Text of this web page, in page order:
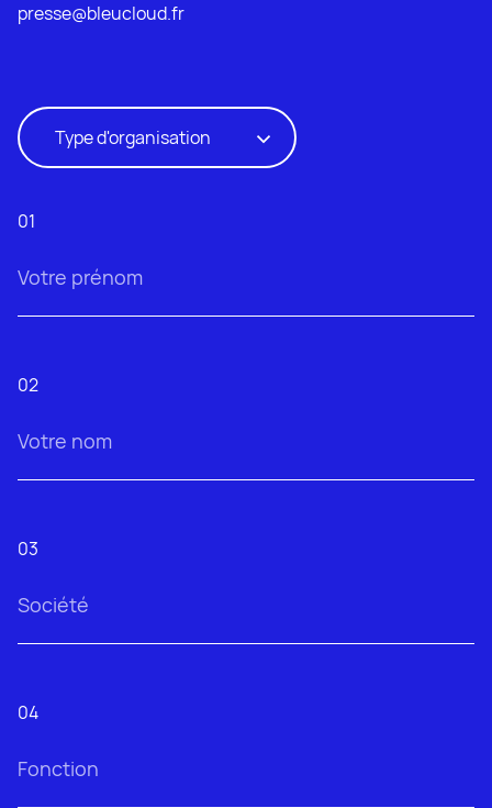
presse@bleucloud.fr
Type d’organisation
01
02
03
04